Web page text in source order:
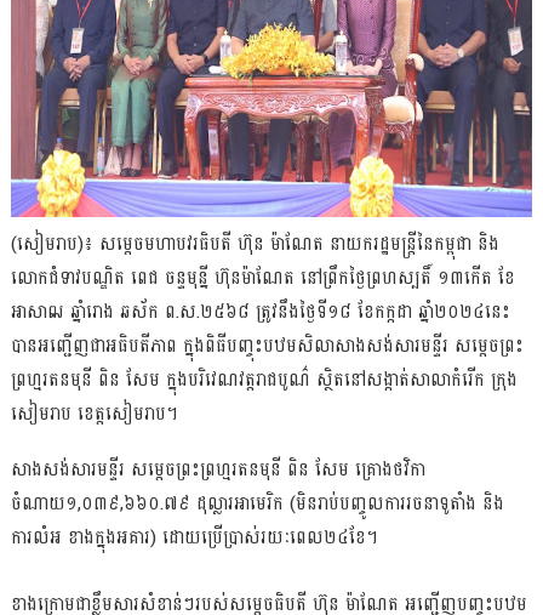
(សៀមរាប)៖ សម្ដេចមហាបវរធិបតី ហ៊ុន ម៉ាណែត នាយករដ្ឋមន្ដ្រីនៃកម្ពុជា និង
លោកជំទាវបណ្ឌិត ពេជ ចន្ទមុន្នី ហ៊ុនម៉ាណែត នៅព្រឹកថ្ងៃព្រហស្បតិ៍ ១៣កើត ខែ
អាសាឍ ឆ្នាំរោង ឆស័ក ព.ស.២៥៦៨ ត្រូវនឹងថ្ងៃទី១៨ ខែកក្កដា ឆ្នាំ២០២៤នេះ
បានអញ្ជើញជាអធិបតីភាព ក្នុងពិធីបញ្ចុះបឋមសិលាសាងសង់សារមន្ទីរ សម្ដេចព្រះ
ព្រហ្មរតនមុនី ពិន សែម ក្នុងបរិវេណវត្តរាជបូណ៌ ស្ថិតនៅសង្កាត់សាលាកំរើក ក្រុង
សៀមរាប ខេត្តសៀមរាប។
សាងសង់សារមន្ទីរ សម្ដេចព្រះព្រហ្មរតនមុនី ពិន សែម គ្រោងថវិកា
ចំណាយ១,០៣៩,៦៦០.៧៩ ដុល្លារអាមេរិក (មិនរាប់បញ្ចូលការរចនាទូតាំង និង
ការលំអ ខាងក្នុងអគារ) ដោយប្រើប្រាស់រយៈពេល២៤ខែ។
ខាងក្រោមជាខ្លឹមសារសំខាន់ៗរបស់សម្តេចធិបតី ហ៊ុន ម៉ាណែត អញ្ជើញបញ្ចុះបឋម